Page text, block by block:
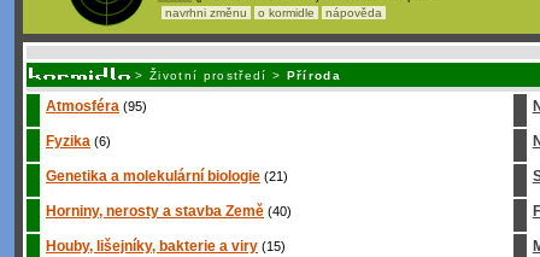
navrhni změnu
o kormidle nápověda
> Životní prostředí > Příroda
Atmosféra (95)
Fyzika (6)
Genetika a molekulární biologie (21)
Horniny, nerosty a stavba Země (40)
Houby, lišejníky, bakterie a viry (15)